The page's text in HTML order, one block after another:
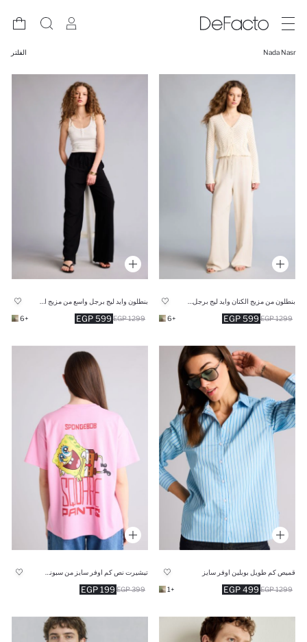
Nada Nasr الفلتر
599 EGP 1299 EGP
+6
599 EGP 1299 EGP
+6
قميص كم طويل بوبلين اوفر سايز
499 EGP 1299 EGP
+1
199 EGP 399 EGP